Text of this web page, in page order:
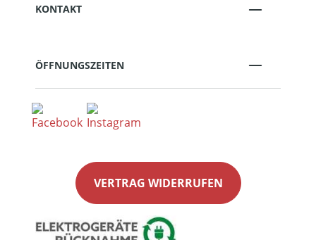
KONTAKT
ÖFFNUNGSZEITEN
VERTRAG WIDERRUFEN